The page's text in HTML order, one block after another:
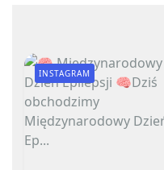
INSTAGRAM